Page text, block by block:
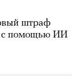
штраф
с помощью ИИ